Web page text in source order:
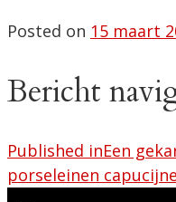
Posted on 15 maart
Bericht
Published inEen
porseleinen